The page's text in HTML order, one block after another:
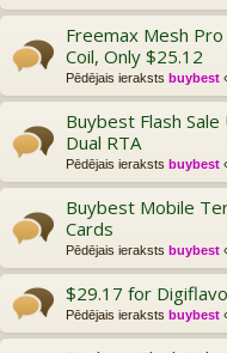
Freemax Mesh
Coil, Only $25.12
Pēdējais ieraksts buybest
Buybest Flash
Dual RTA
Pēdējais ieraksts buybest
Buybest Mobile
Cards
Pēdējais ieraksts buybest
$29.17 for
Pēdējais ieraksts buybest